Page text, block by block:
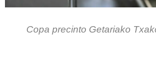
Copa precinto Getariako